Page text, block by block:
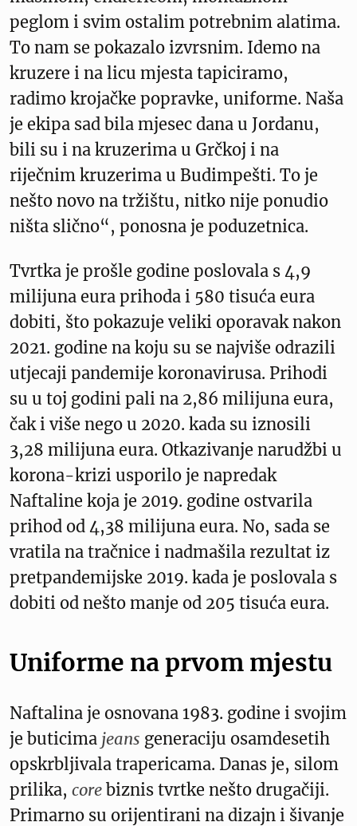
peglom i svim ostalim potrebnim alatima.
To nam se pokazalo izvrsnim. Idemo na
kruzere i na licu mjesta tapiciramo,
radimo krojačke popravke, uniforme. Naša
je ekipa sad bila mjesec dana u Jordanu,
bili su i na kruzerima u Grčkoj i na
riječnim kruzerima u Budimpešti. To je
nešto novo na tržištu, nitko nije ponudio
ništa slično“, ponosna je poduzetnica.
Tvrtka je prošle godine poslovala s 4,9
milijuna eura prihoda i 580 tisuća eura
dobiti, što pokazuje veliki oporavak nakon
2021. godine na koju su se najviše odrazili
utjecaji pandemije koronavirusa. Prihodi
su u toj godini pali na 2,86 milijuna eura,
čak i više nego u 2020. kada su iznosili
3,28 milijuna eura. Otkazivanje narudžbi u
korona-krizi usporilo je napredak
Naftaline koja je 2019. godine ostvarila
prihod od 4,38 milijuna eura. No, sada se
vratila na tračnice i nadmašila rezultat iz
pretpandemijske 2019. kada je poslovala s
dobiti od nešto manje od 205 tisuća eura.
Uniforme na prvom mjestu
Naftalina je osnovana 1983. godine i svojim
je buticima jeans generaciju osamdesetih
opskrbljivala trapericama. Danas je, silom
prilika, core biznis tvrtke nešto drugačiji.
Primarno su orijentirani na dizajn i šivanje